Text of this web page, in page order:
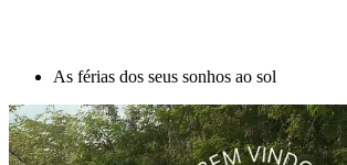
As férias dos seus sonhos ao sol